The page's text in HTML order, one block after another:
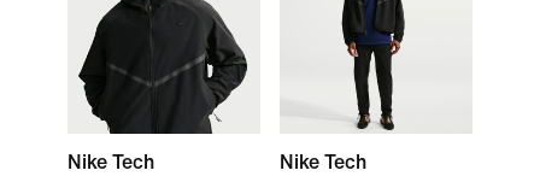
Nike Tech
Nike Tech